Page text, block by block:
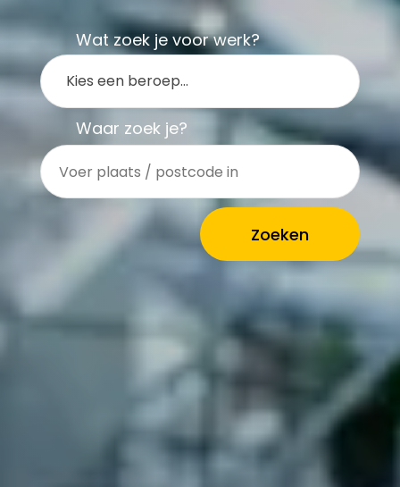
Wat zoek je voor werk?
Kies een beroep…
Waar zoek je?
Opleidingen
Werkgevers
Vacature-alert
Mijn profiel
Bewaarde vacatures